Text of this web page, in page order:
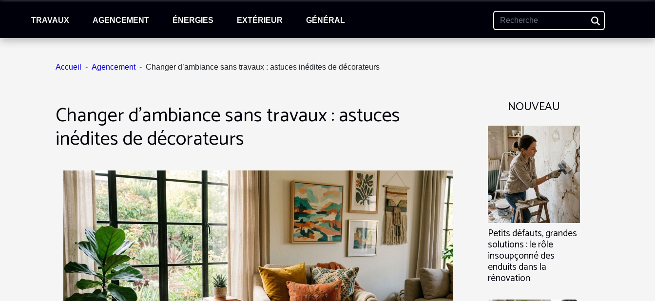
TRAVAUX AGENCEMENT ÉNERGIES EXTÉRIEUR GÉNÉRAL
Accueil Agencement Changer d’ambiance sans travaux : astuces inédites de décorateurs
Changer d’ambiance sans travaux : astuces
inédites de décorateurs
NOUVEAU
Petits défauts, grandes
solutions : le rôle
insoupçonné des
enduits dans la
rénovation